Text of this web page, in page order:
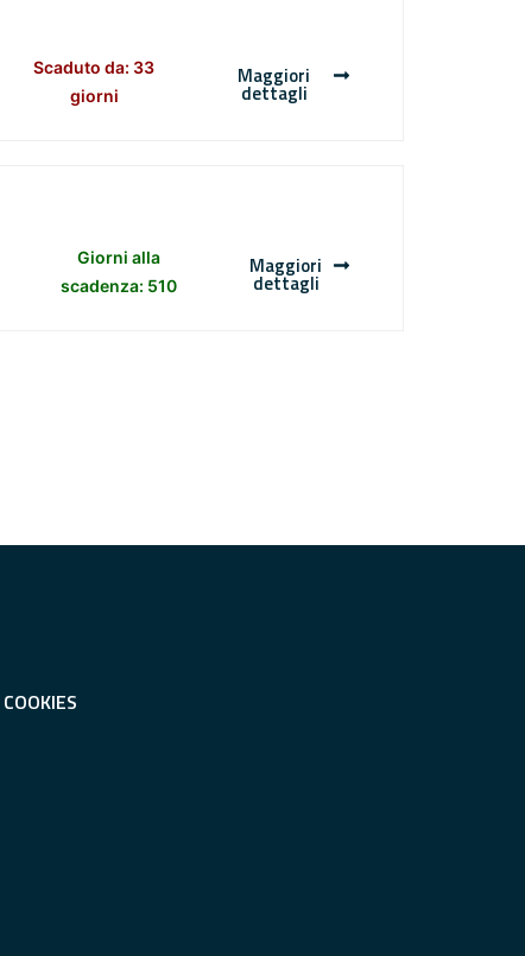
Scaduto da: 33
giorni
Maggiori
dettagli
Giorni alla
scadenza: 510
Maggiori
dettagli
COOKIES